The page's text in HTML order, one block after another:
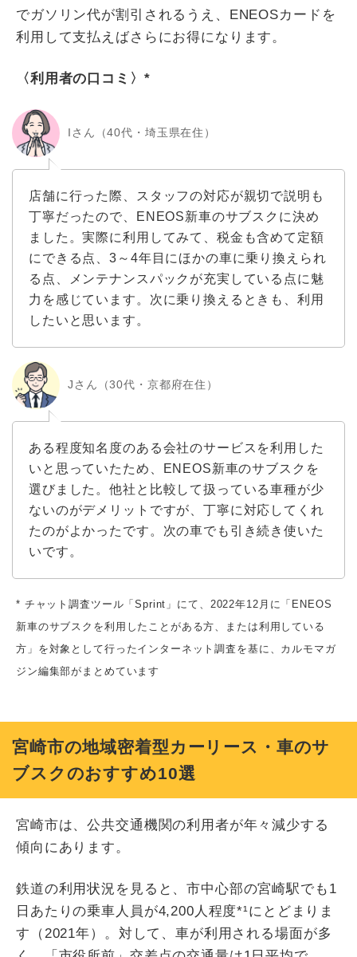
でガソリン代が割引されるうえ、ENEOSカードを
利用して支払えばさらにお得になります。
〈利用者の口コミ〉*
Iさん（40代・埼玉県在住）
店舗に行った際、スタッフの対応が親切で説明も
丁寧だったので、ENEOS新車のサブスクに決め
ました。実際に利用してみて、税金も含めて定額
にできる点、3～4年目にほかの車に乗り換えられ
る点、メンテナンスパックが充実している点に魅
力を感じています。次に乗り換えるときも、利用
したいと思います。
Jさん（30代・京都府在住）
ある程度知名度のある会社のサービスを利用した
いと思っていたため、ENEOS新車のサブスクを
選びました。他社と比較して扱っている車種が少
ないのがデメリットですが、丁寧に対応してくれ
たのがよかったです。次の車でも引き続き使いた
いです。
* チャット調査ツール「Sprint」にて、2022年12月に「ENEOS
新車のサブスクを利用したことがある方、または利用している
方」を対象として行ったインターネット調査を基に、カルモマガ
ジン編集部がまとめています
宮崎市の地域密着型カーリース・車のサ
ブスクのおすすめ10選
宮崎市は、公共交通機関の利用者が年々減少する
傾向にあります。
鉄道の利用状況を見ると、市中心部の宮崎駅でも1
日あたりの乗車人員が4,200人程度*¹にとどまりま
す（2021年）。対して、車が利用される場面が多